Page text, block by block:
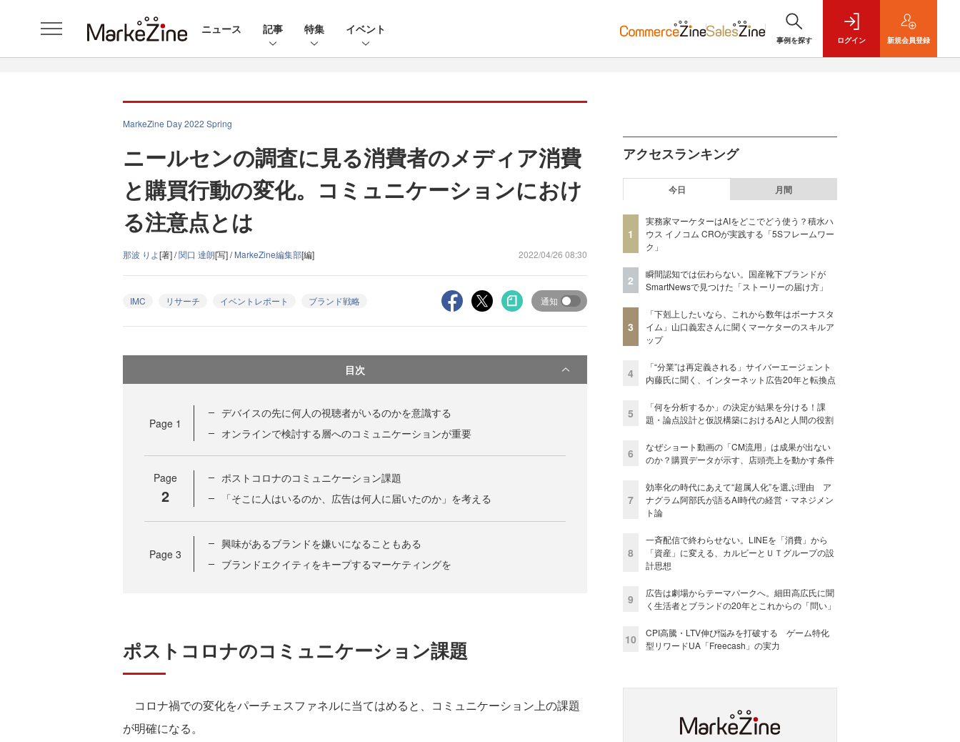
ニュース 記事 特集 イベント
事例を探す ログイン 新規会員登録
MarkeZine Day 2022 Spring
ニールセンの調査に見る消費者のメディア消費
と購買行動の変化。コミュニケーションにおけ
る注意点とは
那波 りよ[著] /関口 達朗[写] /MarkeZine編集部[編] 2022/04/26 08:30
IMC リサーチ イベントレポート ブランド戦略 通知
目次
Page 1
デバイスの先に何人の視聴者がいるのかを意識する
オンラインで検討する層へのコミュニケーションが重要
Page
2
ポストコロナのコミュニケーション課題
「そこに人はいるのか、広告は何人に届いたのか」を考える
Page 3
興味があるブランドを嫌いになることもある
ブランドエクイティをキープするマーケティングを
ポストコロナのコミュニケーション課題
コロナ禍での変化をパーチェスファネルに当てはめると、コミュニケーション上の課題
が明確になる。
アクセスランキング
今日 月間
1
実務家マーケターはAIをどこでどう使う？積水ハ
ウス イノコム CROが実践する「5Sフレームワー
ク」
2
瞬間認知では伝わらない。国産靴下ブランドが
SmartNewsで見つけた「ストーリーの届け方」
3
「下剋上したいなら、これから数年はボーナスタ
イム」山口義宏さんに聞くマーケターのスキルア
ップ
4
「“分業”は再定義される」サイバーエージェント
内藤氏に聞く、インターネット広告20年と転換点
5
「何を分析するか」の決定が結果を分ける！課
題・論点設計と仮説構築におけるAIと人間の役割
6
なぜショート動画の「CM流用」は成果が出ない
のか？購買データが示す、店頭売上を動かす条件
7
効率化の時代にあえて“超属人化”を選ぶ理由 ア
ナグラム阿部氏が語るAI時代の経営・マネジメン
ト論
8
一斉配信で終わらせない。LINEを「消費」から
「資産」に変える、カルビーとＵＴグループの設
計思想
9
広告は劇場からテーマパークへ。細田高広氏に聞
く生活者とブランドの20年とこれからの「問い」
10
CPI高騰・LTV伸び悩みを打破する ゲーム特化
型リワードUA「Freecash」の実力